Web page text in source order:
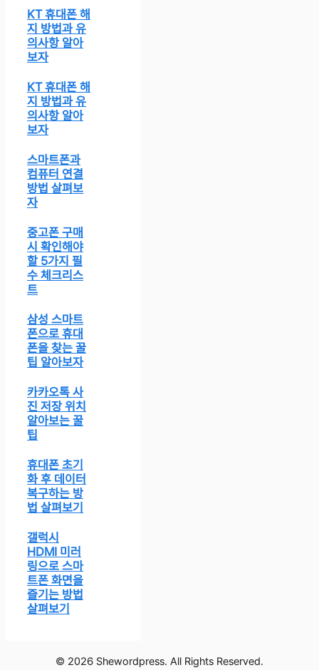
KT 휴대폰 해
지 방법과 유
의사항 알아
보자
KT 휴대폰 해
지 방법과 유
의사항 알아
보자
스마트폰과
컴퓨터 연결
방법 살펴보
자
중고폰 구매
시 확인해야
할 5가지 필
수 체크리스
트
삼성 스마트
폰으로 휴대
폰을 찾는 꿀
팁 알아보자
카카오톡 사
진 저장 위치
알아보는 꿀
팁
휴대폰 초기
화 후 데이터
복구하는 방
법 살펴보기
갤럭시
HDMI 미러
링으로 스마
트폰 화면을
즐기는 방법
살펴보기
© 2026 Shewordpress. All Rights Reserved.